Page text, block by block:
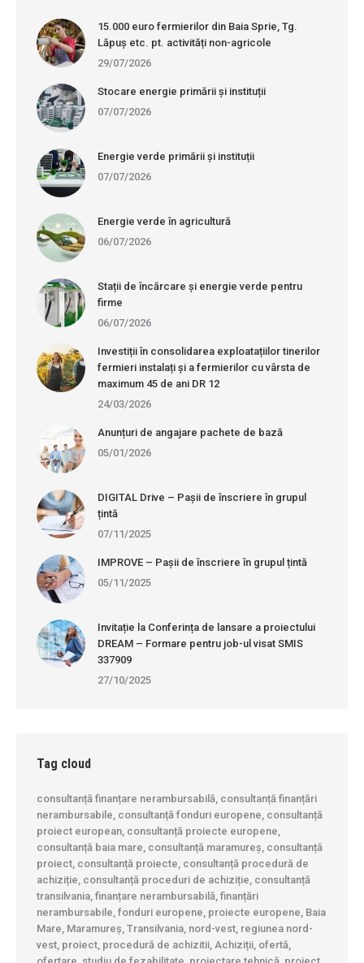
15.000 euro fermierilor din Baia Sprie, Tg.
Lăpuș etc. pt. activități non-agricole
29/07/2026
Stocare energie primării și instituții
07/07/2026
Energie verde primării și instituții
07/07/2026
Energie verde în agricultură
06/07/2026
Stații de încărcare și energie verde pentru
firme
06/07/2026
Investiții în consolidarea exploatațiilor tinerilor
fermieri instalați și a fermierilor cu vârsta de
maximum 45 de ani DR 12
24/03/2026
Anunțuri de angajare pachete de bază
05/01/2026
DIGITAL Drive – Pașii de înscriere în grupul
țintă
07/11/2025
IMPROVE – Pașii de înscriere în grupul țintă
05/11/2025
Invitație la Conferința de lansare a proiectului
DREAM – Formare pentru job-ul visat SMIS
337909
27/10/2025
Tag cloud
consultanță finanțare nerambursabilă, consultanță finanțări
nerambursabile, consultanță fonduri europene, consultanță
proiect european, consultanță proiecte europene,
consultanță baia mare, consultanță maramureș, consultanță
proiect, consultanță proiecte, consultanță procedură de
achiziție, consultanță proceduri de achiziție, consultanță
transilvania, finanțare nerambursabilă, finanțări
nerambursabile, fonduri europene, proiecte europene, Baia
Mare, Maramureș, Transilvania, nord-vest, regiunea nord-
vest, proiect, procedură de achizitii, Achiziții, ofertă,